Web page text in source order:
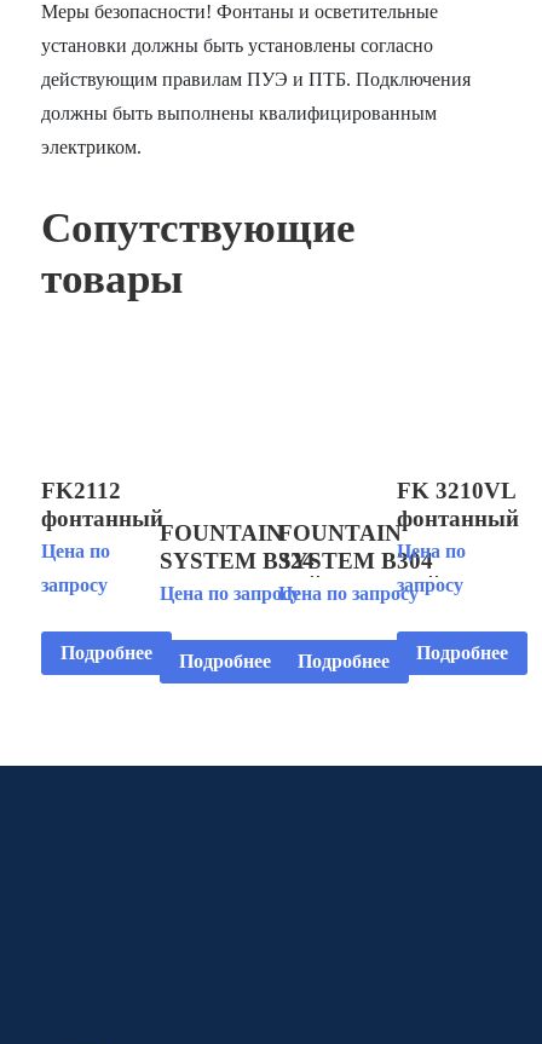
Меры безопасности! Фонтаны и осветительные
установки должны быть установлены согласно
действующим правилам ПУЭ и ПТБ. Подключения
должны быть выполнены квалифицированным
электриком.
Сопутствующие
товары
FK2112
фонтанный
комплект
Цена по
запросу
Подробнее
FOUNTAIN
SYSTEM B324
ФОНТАННЫЙ
Цена по запросу
Подробнее
FOUNTAIN
SYSTEM B304
ФОНТАННЫЙ
Цена по запросу
Подробнее
FK 3210VL
фонтанный
комплект
Цена по
запросу
Подробнее